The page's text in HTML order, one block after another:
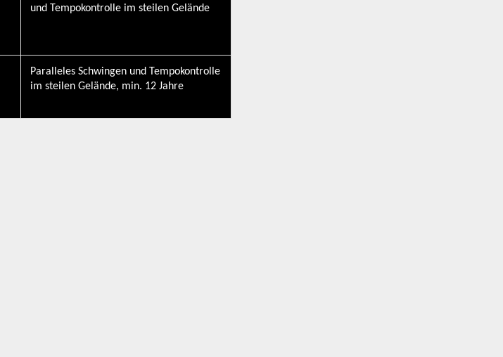
und Tempokontrolle im steilen Gelände
Paralleles Schwingen und Tempokontrolle
im steilen Gelände, min. 12 Jahre